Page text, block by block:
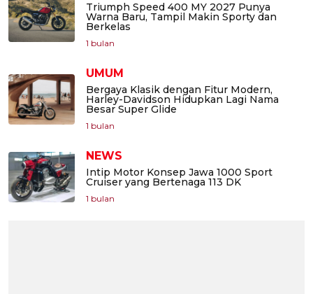
Triumph Speed 400 MY 2027 Punya
Warna Baru, Tampil Makin Sporty dan
Berkelas
1 bulan
UMUM
Bergaya Klasik dengan Fitur Modern,
Harley-Davidson Hidupkan Lagi Nama
Besar Super Glide
1 bulan
NEWS
Intip Motor Konsep Jawa 1000 Sport
Cruiser yang Bertenaga 113 DK
1 bulan